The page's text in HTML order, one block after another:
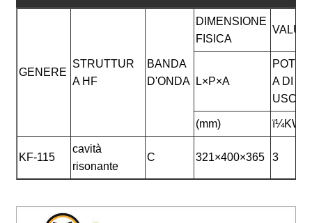
GENERE
STRUTTUR
A HF
BANDA
D'ONDA
DIMENSIONE
FISICA
L×P×A
A DI
(mm)
KF-115
cavità
risonante
C 321×400×365 3